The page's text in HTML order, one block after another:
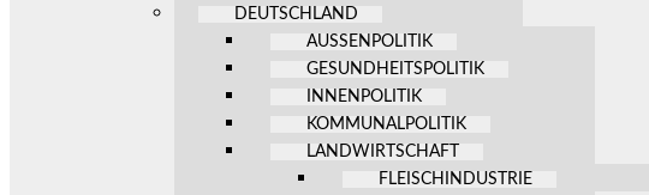
DEUTSCHLAND
AUSSENPOLITIK
GESUNDHEITSPOLITIK
INNENPOLITIK
KOMMUNALPOLITIK
LANDWIRTSCHAFT
FLEISCHINDUSTRIE